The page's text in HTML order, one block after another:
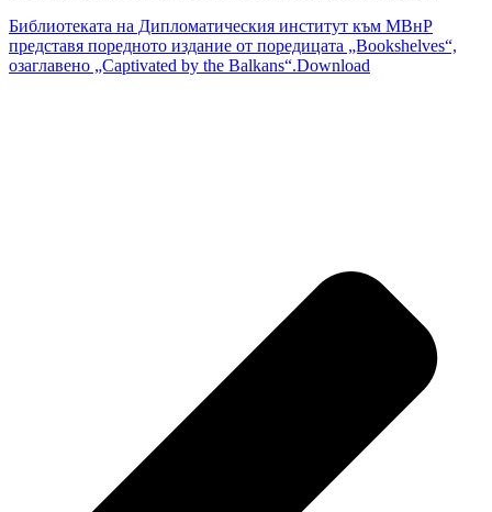
Библиотеката на Дипломатическия институт към МВнР
представя поредното издание от поредицата „Bookshelves“,
озаглавено „Captivated by the Balkans“.Download